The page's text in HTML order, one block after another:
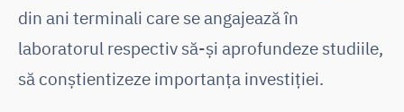
din ani terminali care se angajează în
laboratorul respectiv să-și aprofundeze studiile,
să conștientizeze importanța investiției.